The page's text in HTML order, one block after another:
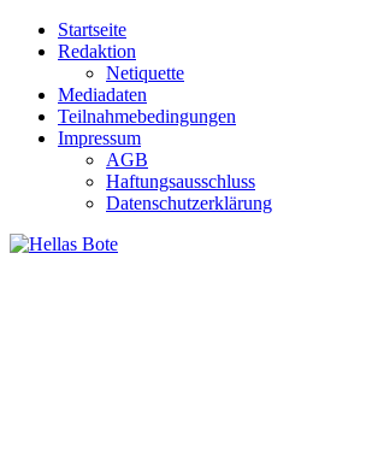
Zum
Inhalt
Startseite
Redaktion
Netiquette
Mediadaten
Teilnahmebedingungen
Impressum
AGB
Haftungsausschluss
Datenschutzerklärung